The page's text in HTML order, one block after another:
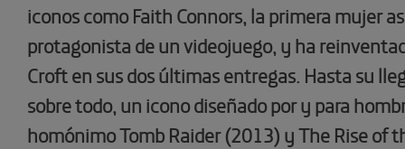
iconos como Faith Connors, la primera mujer
protagonista de un videojuego, y ha
Croft en sus dos últimas entregas. Hasta su
sobre todo, un icono diseñado por y para
homónimo Tomb Raider (2013) y The Rise of